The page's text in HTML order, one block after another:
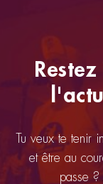
Tu veux te tenir
et être au
passe